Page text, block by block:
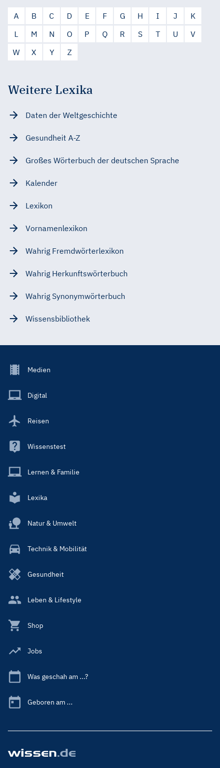
A B C D E F G H I J
K
L
M N O P Q R S T U
V
W
X Y Z
Weitere Lexika
Daten der Weltgeschichte
Gesundheit A-Z
Großes Wörterbuch der deutschen Sprache
Kalender
Lexikon
Vornamenlexikon
Wahrig Fremdwörterlexikon
Wahrig Herkunftswörterbuch
Wahrig Synonymwörterbuch
Wissensbibliothek
Footer
Main
Medien
Digital
Reisen
Wissenstest
Lernen & Familie
Lexika
Natur & Umwelt
Technik & Mobilität
Gesundheit
Leben & Lifestyle
Shop
Jobs
Was geschah am ...?
Geboren am ...